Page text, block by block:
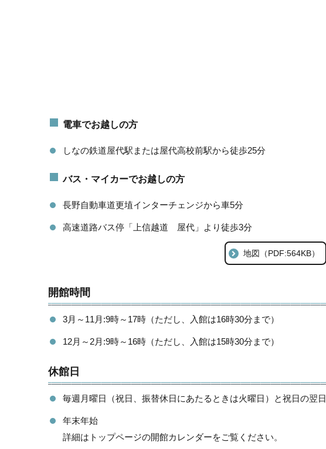
電車でお越しの方
しなの鉄道屋代駅または屋代高校前駅から徒歩25分
バス・マイカーでお越しの方
長野自動車道更埴インターチェンジから車5分
高速道路バス停「上信越道 屋代」より徒歩3分
地図（PDF:564KB）
開館時間
3月～11月:9時～17時（ただし、入館は16時30分まで）
12月～2月:9時～16時（ただし、入館は15時30分まで）
休館日
毎週月曜日（祝日、振替休日にあたるときは火曜日）と祝日の翌日
年末年始
詳細はトップページの開館カレンダーをご覧ください。